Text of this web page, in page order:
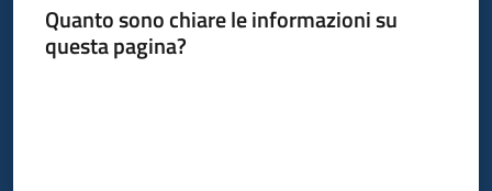
Quanto sono chiare le informazioni su
questa pagina?